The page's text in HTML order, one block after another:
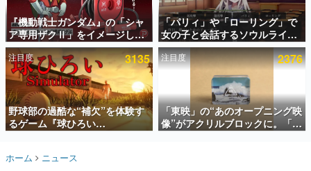
アプリセール情報
インタビュー
連載・特集一覧
殿堂入り記事
SNS拡散数が数千以上！ ページビュー数万以上！ などな
ど。多くの人々に読まれた、電ファミ渾身の“殿堂入り”記
事をまとめました。
名作ゲームクリエイターの方々に製作時のエピソードをお
『機動戦士ガンダム』の「シャ
ア専用ザクⅡ」をイメージした
散水ホースリールが予約開始。
本体にはシャアのパーソナルマ
ークやジオン公国軍のエンブレ
ム、型式番号などを配置
「パリィ」や「ローリング」で
女の子と会話するソウルライク
恋愛ゲーム『小早川さんはソウ
ルライク』無料公開。返事に失
敗すると「YOU DIED」
注目度 3135
野球部の過酷な“補欠”を体験す
るゲーム『球ひろい
Simulator』が「1件」のウィッ
対応しSNSで話題に。『キング
注目度 2376
「東映」の“あのオープニング映
像”がアクリルブロックに。「東
映ヒストリカル グッズコレクシ
ホーム ニュース